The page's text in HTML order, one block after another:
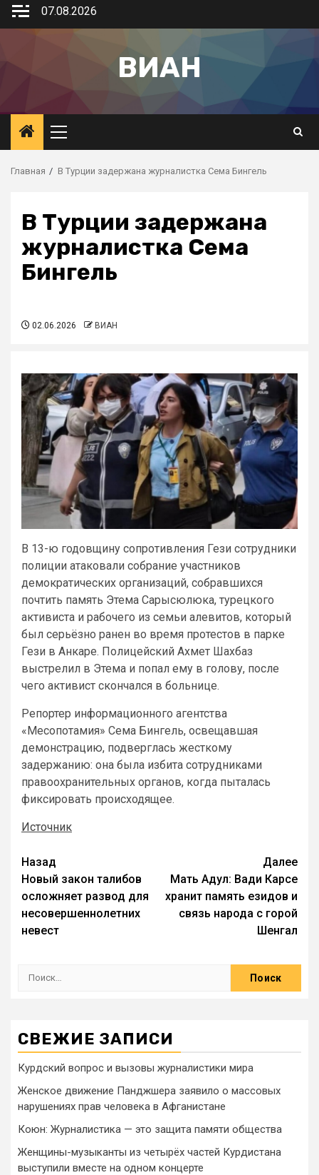
07.08.2026
ВИАН
Главная В Турции задержана журналистка Сема Бингель
В Турции задержана
журналистка Сема
Бингель
02.06.2026 ВИАН
В 13-ю годовщину сопротивления Гези сотрудники
полиции атаковали собрание участников
демократических организаций, собравшихся
почтить память Этема Сарысюлюка, турецкого
активиста и рабочего из семьи алевитов, который
был серьёзно ранен во время протестов в парке
Гези в Анкаре. Полицейский Ахмет Шахбаз
выстрелил в Этема и попал ему в голову, после
чего активист скончался в больнице.
Репортер информационного агентства
«Месопотамия» Сема Бингель, освещавшая
демонстрацию, подверглась жесткому
задержанию: она была избита сотрудниками
правоохранительных органов, когда пыталась
фиксировать происходящее.
Источник
Назад
Новый закон талибов
осложняет развод для
несовершеннолетних
невест
Далее
Мать Адул: Вади Карсе
хранит память езидов и
связь народа с горой
Шенгал
СВЕЖИЕ ЗАПИСИ
Курдский вопрос и вызовы журналистики мира
Женское движение Панджшера заявило о массовых
нарушениях прав человека в Афганистане
Коюн: Журналистика — это защита памяти общества
Женщины-музыканты из четырёх частей Курдистана
выступили вместе на одном концерте